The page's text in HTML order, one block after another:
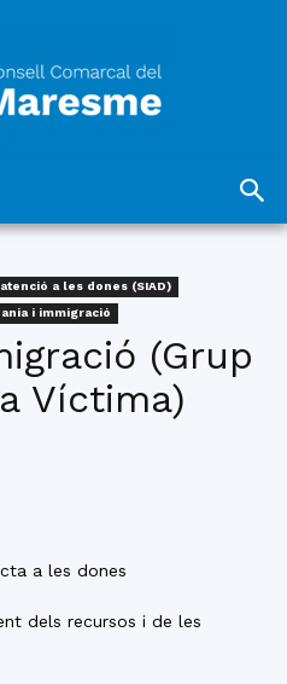
Comarcal
a les dones (SIAD)
i immigració
(Grup
Víctima)
a les dones
dels recursos i de les